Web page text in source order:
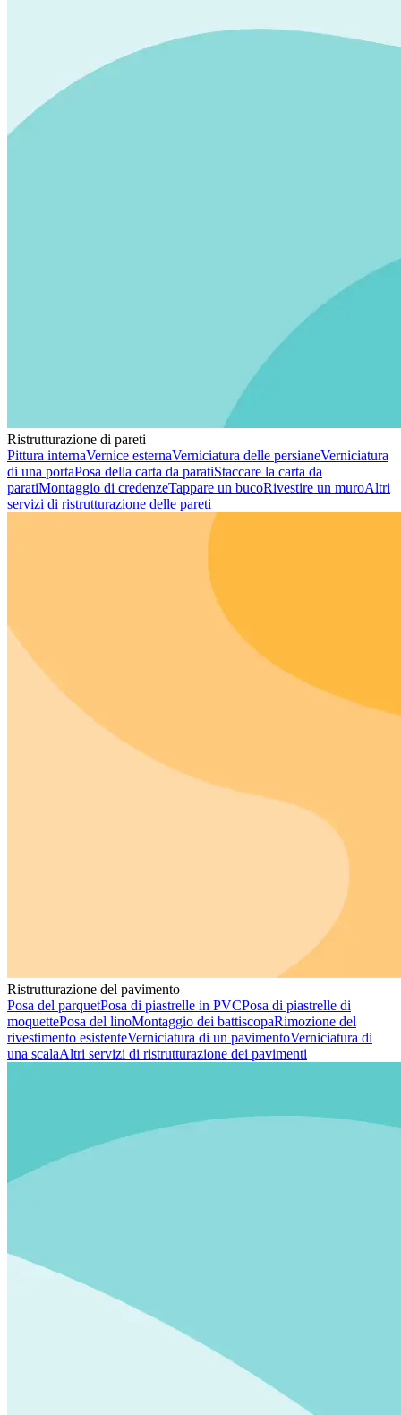
Ristrutturazione di pareti
Pittura internaVernice esternaVerniciatura delle persianeVerniciatura
di una portaPosa della carta da paratiStaccare la carta da
paratiMontaggio di credenzeTappare un bucoRivestire un muroAltri
servizi di ristrutturazione delle pareti
Ristrutturazione del pavimento
Posa del parquetPosa di piastrelle in PVCPosa di piastrelle di
moquettePosa del linoMontaggio dei battiscopaRimozione del
rivestimento esistenteVerniciatura di un pavimentoVerniciatura di
una scalaAltri servizi di ristrutturazione dei pavimenti